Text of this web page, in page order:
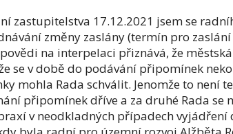
zastupitelstva 17.12.2021 jsem se
změny zaslány (termín pro
na interpelaci přiznává, že
se v době do podávání připomínek
mohla Rada schválit. Jenomže to není
připomínek dříve a za druhé Rada
v neodkladných případech